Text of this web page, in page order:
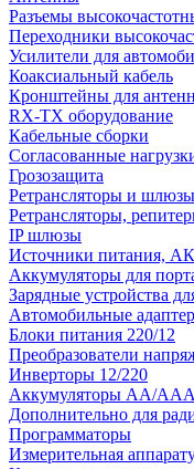
Разъемы
Переходники
Усилители для
Коаксиальный кабель
Кронштейны для антенн
RX-TX оборудование
Кабельные сборки
Согласованные
Грозозащита
Ретрансляторы и шлюзы
Ретрансляторы,
IP шлюзы
Источники питания,
Аккумуляторы для
Зарядные устройства
Автомобильные
Блоки питания 220/12
Преобразователи
Инверторы 12/220
Аккумуляторы АА/ААА
Дополнительно для
Программаторы
Измерительная